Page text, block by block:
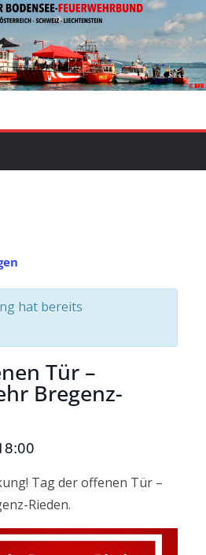
hat bereits
Tür –
Bregenz-
Tag der offenen Tür –
Rieden.